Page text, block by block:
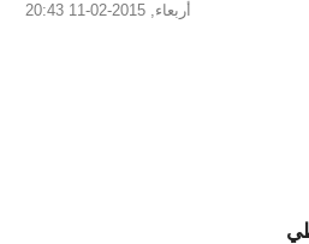
أربعاء, 2015-02-11 20:43